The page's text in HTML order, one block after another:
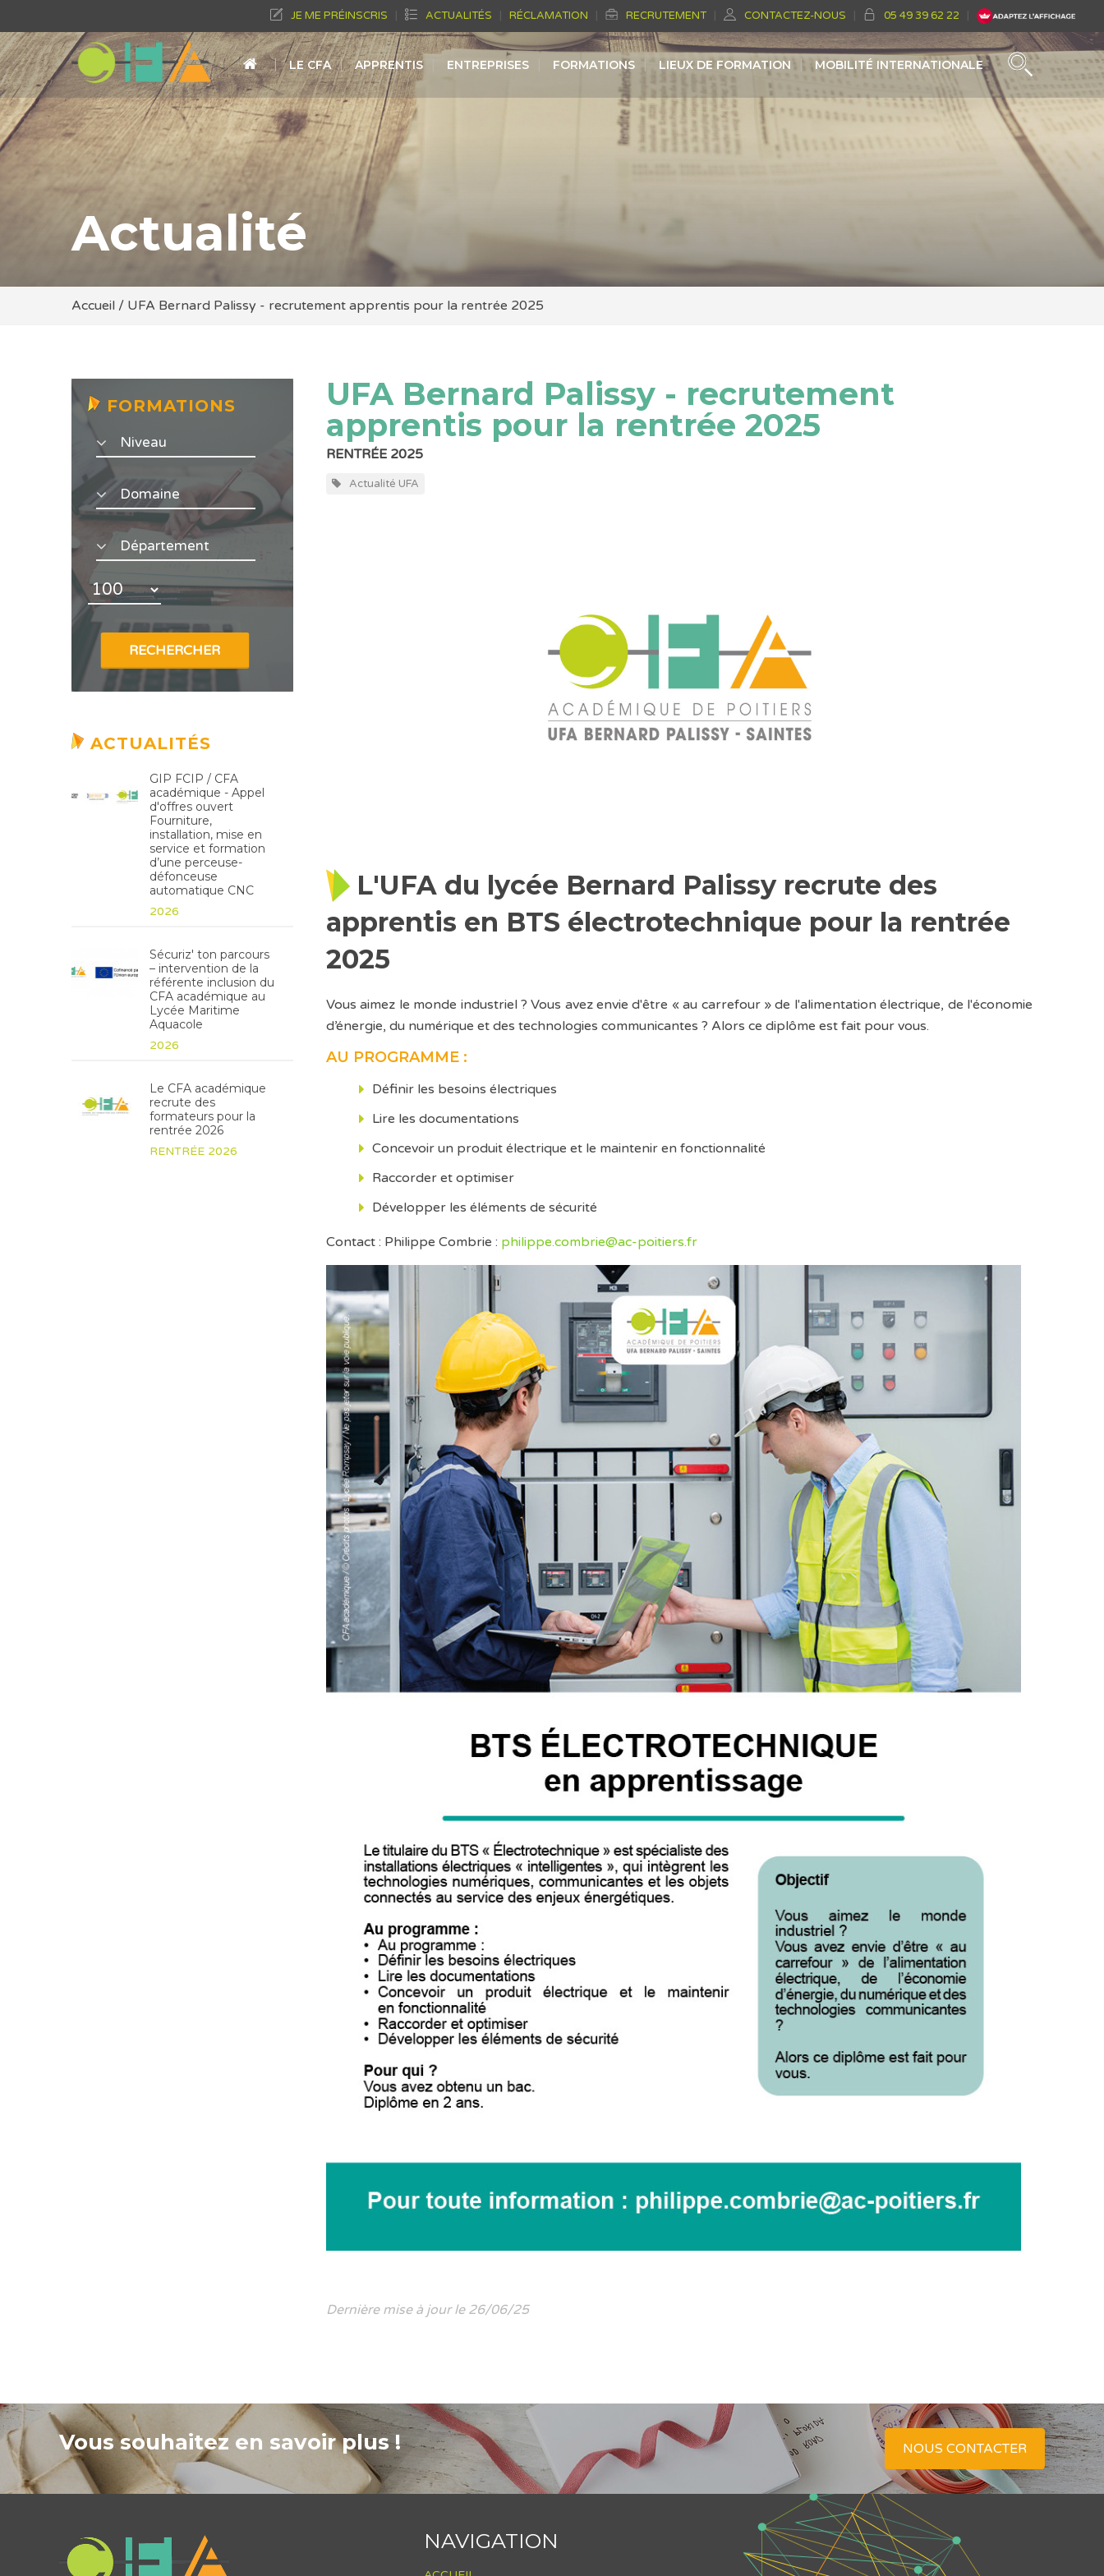
JE ME PRÉINSCRIS ACTUALITÉS RÉCLAMATION RECRUTEMENT CONTACTEZ-NOUS 05 49 39 62 22
LE CFA APPRENTIS ENTREPRISES FORMATIONS LIEUX DE FORMATION MOBILITÉ INTERNATIONALE
Actualité
Accueil / UFA Bernard Palissy - recrutement apprentis pour la rentrée 2025
FORMATIONS
ACTUALITÉS
GIP FCIP / CFA
académique - Appel
d'offres ouvert
Fourniture,
installation, mise en
service et formation
d’une perceuse-
défonceuse
automatique CNC
2026
Sécuriz' ton parcours
– intervention de la
référente inclusion du
CFA académique au
Lycée Maritime
Aquacole
2026
Le CFA académique
recrute des
formateurs pour la
rentrée 2026
RENTRÉE 2026
UFA Bernard Palissy - recrutement
apprentis pour la rentrée 2025
RENTRÉE 2025
Actualité UFA
L'UFA du lycée Bernard Palissy recrute des
apprentis en BTS électrotechnique pour la rentrée
2025
Vous aimez le monde industriel ? Vous avez envie d'être « au carrefour » de l'alimentation électrique, de l'économie
d’énergie, du numérique et des technologies communicantes ? Alors ce diplôme est fait pour vous.
AU PROGRAMME :
Définir les besoins électriques
Lire les documentations
Concevoir un produit électrique et le maintenir en fonctionnalité
Raccorder et optimiser
Développer les éléments de sécurité
Contact : Philippe Combrie : philippe.combrie@ac-poitiers.fr
Dernière mise à jour le 26/06/25
Vous souhaitez en savoir plus ! NOUS CONTACTER
NAVIGATION